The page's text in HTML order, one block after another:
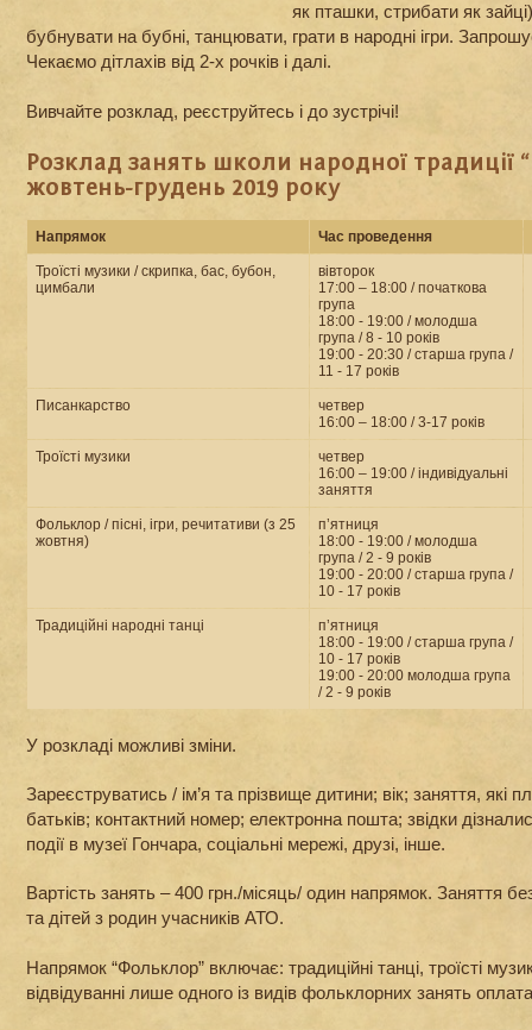
як пташки, стрибати як
бубнувати на бубні, танцювати, грати в народні ігри.
Чекаємо дітлахів від 2-х рочків і далі.
Вивчайте розклад, реєструйтесь і до зустрічі!
Розклад занять школи народної традиції
жовтень-грудень 2019 року
Напрямок Час проведення
Троїсті музики / скрипка, бас, бубон,
цимбали
вівторок
17:00 – 18:00 / початкова
група
18:00 - 19:00 / молодша
група / 8 - 10 років
19:00 - 20:30 / старша група /
11 - 17 років
Писанкарство
четвер
16:00 – 18:00 / 3-17 років
Троїсті музики
четвер
16:00 – 19:00 / індивідуальні
заняття
Фольклор / пісні, ігри, речитативи (з 25
жовтня)
п’ятниця
18:00 - 19:00 / молодша
група / 2 - 9 років
19:00 - 20:00 / старша група /
10 - 17 років
Традиційні народні танці
п’ятниця
18:00 - 19:00 / старша група /
10 - 17 років
19:00 - 20:00 молодша група
/ 2 - 9 років
У розкладі можливі зміни.
Зареєструватись / ім’я та прізвище дитини; вік; заняття, які
батьків; контактний номер; електронна пошта; звідки
події в музеї Гончара, соціальні мережі, друзі, інше.
Вартість занять – 400 грн./місяць/ один напрямок. Заняття
та дітей з родин учасників АТО.
Напрямок “Фольклор” включає: традиційні танці, троїсті
відвідуванні лише одного із видів фольклорних занять